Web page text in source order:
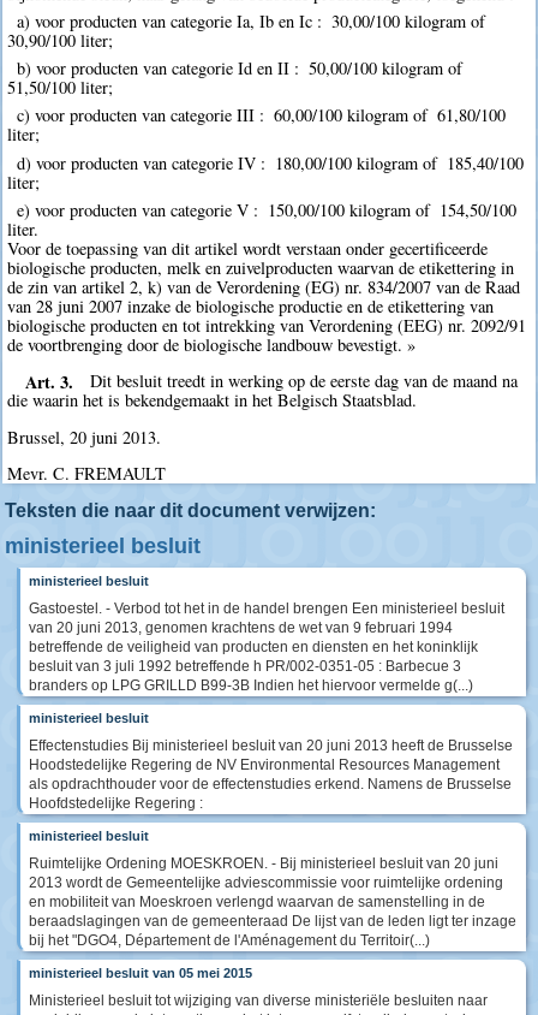
a) voor producten van categorie Ia, Ib en Ic :  30,00/100 kilogram of 
30,90/100 liter;
b) voor producten van categorie Id en II :  50,00/100 kilogram of 
51,50/100 liter;
c) voor producten van categorie III :  60,00/100 kilogram of  61,80/100
liter;
d) voor producten van categorie IV :  180,00/100 kilogram of  185,40/100
liter;
e) voor producten van categorie V :  150,00/100 kilogram of  154,50/100
liter.
Voor de toepassing van dit artikel wordt verstaan onder gecertificeerde
biologische producten, melk en zuivelproducten waarvan de etikettering in
de zin van artikel 2, k) van de Verordening (EG) nr. 834/2007 van de Raad
van 28 juni 2007 inzake de biologische productie en de etikettering van
biologische producten en tot intrekking van Verordening (EEG) nr. 2092/91
de voortbrenging door de biologische landbouw bevestigt. »
Art. 3.
Dit besluit treedt in werking op de eerste dag van de maand na
die waarin het is bekendgemaakt in het Belgisch Staatsblad.
Brussel, 20 juni 2013.
Mevr. C. FREMAULT
Teksten die naar dit document verwijzen:
ministerieel besluit
ministerieel besluit
Gastoestel. - Verbod tot het in de handel brengen Een ministerieel besluit
van 20 juni 2013, genomen krachtens de wet van 9 februari 1994
betreffende de veiligheid van producten en diensten en het koninklijk
besluit van 3 juli 1992 betreffende h PR/002-0351-05 : Barbecue 3
branders op LPG GRILLD B99-3B Indien het hiervoor vermelde g(...)
ministerieel besluit
Effectenstudies Bij ministerieel besluit van 20 juni 2013 heeft de Brusselse
Hoodstedelijke Regering de NV Environmental Resources Management
als opdrachthouder voor de effectenstudies erkend. Namens de Brusselse
Hoofdstedelijke Regering :
ministerieel besluit
Ruimtelijke Ordening MOESKROEN. - Bij ministerieel besluit van 20 juni
2013 wordt de Gemeentelijke adviescommissie voor ruimtelijke ordening
en mobiliteit van Moeskroen verlengd waarvan de samenstelling in de
beraadslagingen van de gemeenteraad De lijst van de leden ligt ter inzage
bij het "DGO4, Département de l'Aménagement du Territoir(...)
ministerieel besluit van 05 mei 2015
Ministerieel besluit tot wijziging van diverse ministeriële besluiten naar